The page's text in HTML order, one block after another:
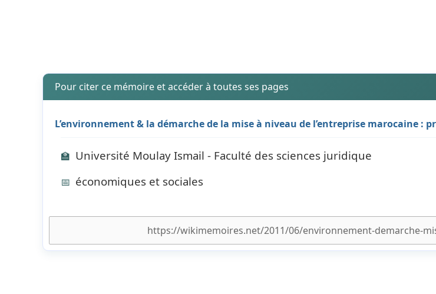
Pour citer ce mémoire et accéder à toutes ses pages
L’environnement & la démarche de la mise à niveau de l’entreprise marocaine :
🏫 Université Moulay Ismail - Faculté des sciences juridique
📅 économiques et sociales